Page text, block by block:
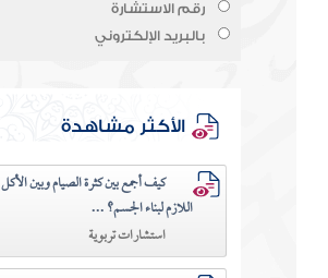
رقم الاستشارة
بالبريد الإلكتروني
الأكثر مشاهدة
كيف أجمع بين كثرة الصيام وبين الأكل
اللازم لبناء الجسم؟ ...
استشارات تربوية